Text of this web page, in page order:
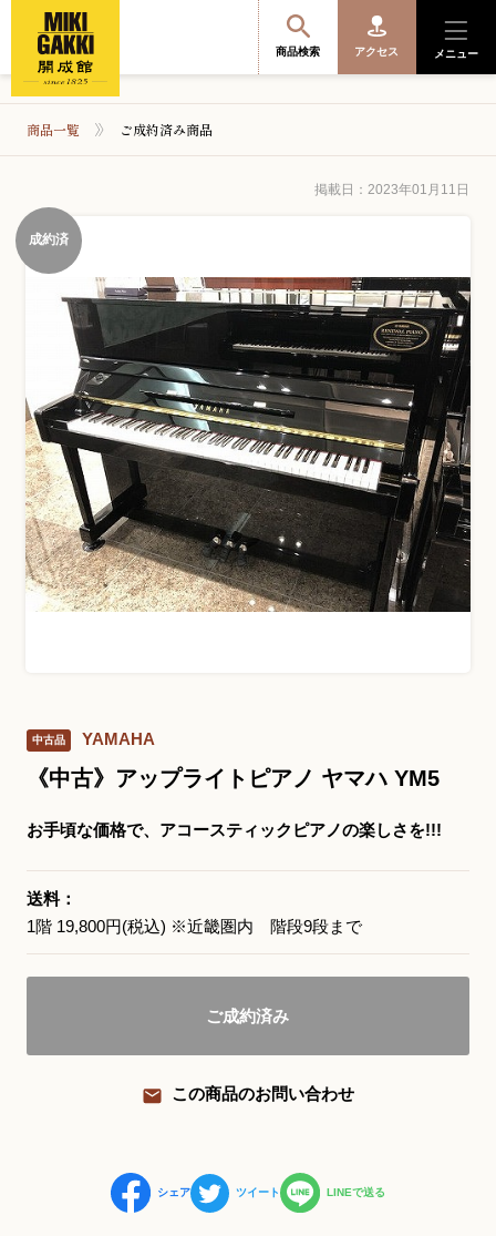
商品検索 アクセス メニュー
便利なサービス
開成館を知る
音楽教室・イベント情報
サポート・購入特典
お問い合わせ総合窓口
06-6252-0432
三木楽器 開成館
〒541-0057
大阪府大阪市中央区北久宝寺町3丁目3−4
三木楽器 開成館
商品一覧 ご成約済み商品
掲載日：2023年01月11日
成約済
中古品 YAMAHA
《中古》アップライトピアノ ヤマハ YM5
お手頃な価格で、アコースティックピアノの楽しさを!!!
送料：
1階 19,800円(税込) ※近畿圏内 階段9段まで
ご成約済み
この商品のお問い合わせ
シェア ツイート LINEで送る